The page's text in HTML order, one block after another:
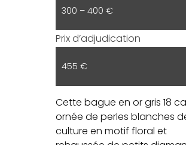
300 – 400 €
Prix d’adjudication
455 €
Cette bague en or gris 18
ornée de perles blanches
culture en motif floral et